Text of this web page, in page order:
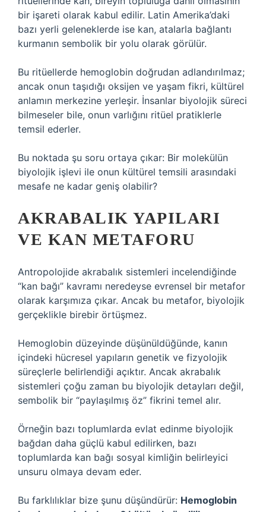
bir işareti olarak kabul edilir. Latin Amerika’daki
bazı yerli geleneklerde ise kan, atalarla bağlantı
kurmanın sembolik bir yolu olarak görülür.
Bu ritüellerde hemoglobin doğrudan adlandırılmaz;
ancak onun taşıdığı oksijen ve yaşam fikri, kültürel
anlamın merkezine yerleşir. İnsanlar biyolojik süreci
bilmeseler bile, onun varlığını ritüel pratiklerle
temsil ederler.
Bu noktada şu soru ortaya çıkar: Bir molekülün
biyolojik işlevi ile onun kültürel temsili arasındaki
mesafe ne kadar geniş olabilir?
AKRABALIK YAPILARI
VE KAN METAFORU
Antropolojide akrabalık sistemleri incelendiğinde
“kan bağı” kavramı neredeyse evrensel bir metafor
olarak karşımıza çıkar. Ancak bu metafor, biyolojik
gerçeklikle birebir örtüşmez.
Hemoglobin düzeyinde düşünüldüğünde, kanın
içindeki hücresel yapıların genetik ve fizyolojik
süreçlerle belirlendiği açıktır. Ancak akrabalık
sistemleri çoğu zaman bu biyolojik detayları değil,
sembolik bir “paylaşılmış öz” fikrini temel alır.
Örneğin bazı toplumlarda evlat edinme biyolojik
bağdan daha güçlü kabul edilirken, bazı
toplumlarda kan bağı sosyal kimliğin belirleyici
unsuru olmaya devam eder.
Bu farklılıklar bize şunu düşündürür: Hemoglobin